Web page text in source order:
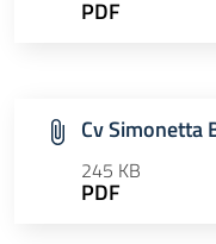
PDF
Cv Simonetta
245 KB
PDF